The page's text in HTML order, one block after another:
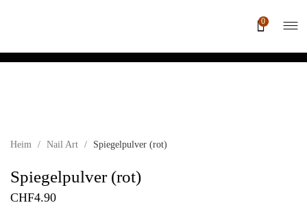
0
Heim / Nail Art / Spiegelpulver (rot)
Spiegelpulver (rot)
CHF4.90